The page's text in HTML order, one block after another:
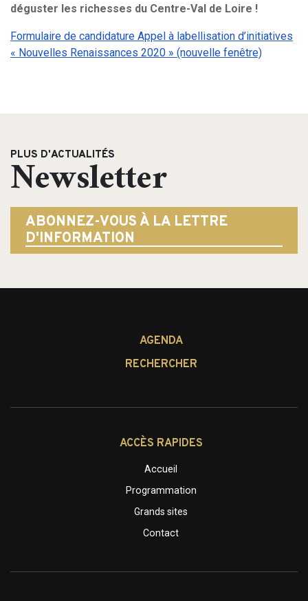
déguster les richesses du Centre-Val de Loire !
Formulaire de candidature Appel à labellisation d’initiatives
« Nouvelles Renaissances 2020 » (nouvelle fenêtre)
PLUS D'ACTUALITÉS
Newsletter
ABONNEZ-VOUS À LA LETTRE
D'INFORMATION
AGENDA
RECHERCHER
ACCÈS RAPIDES
Accueil
Programmation
Grands sites
Contact